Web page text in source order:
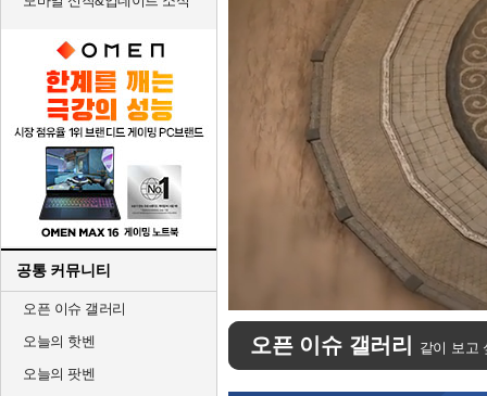
공통 커뮤니티
오픈 이슈 갤러리
오늘의 핫벤
오늘의 팟벤
오픈 이슈 갤러리 같이 보고